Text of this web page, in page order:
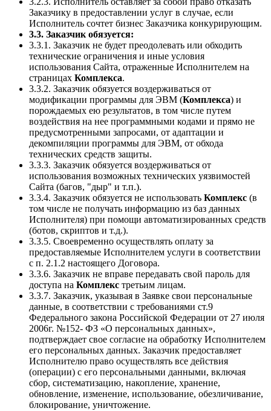
Заказчику в предоставлении услуг в случае, если
Исполнитель сочтет бизнес Заказчика конкурирующим.
3.3. Заказчик обязуется:
3.3.1. Заказчик не будет преодолевать или обходить
технические ограничения и иные условия
использования Сайта, отраженные Исполнителем на
страницах Комплекса.
3.3.2. Заказчик обязуется воздерживаться от
модификации программы для ЭВМ (Комплекса) и
порождаемых ею результатов, в том числе путем
воздействия на нее программными кодами и прямо не
предусмотренными запросами, от адаптации и
декомпиляции программы для ЭВМ, от обхода
технических средств защиты.
3.3.3. Заказчик обязуется воздерживаться от
использования возможных технических уязвимостей
Сайта (багов, "дыр" и т.п.).
3.3.4. Заказчик обязуется не использовать Комплекс (в
том числе не получать информацию из баз данных
Исполнителя) при помощи автоматизированных средств
(ботов, скриптов и т.д.).
3.3.5. Своевременно осуществлять оплату за
предоставляемые Исполнителем услуги в соответствии
с п. 2.1.2 настоящего Договора.
3.3.6. Заказчик не вправе передавать свой пароль для
доступа на Комплекс третьим лицам.
3.3.7. Заказчик, указывая в Заявке свои персональные
данные, в соответствии с требованиями ст.9
Федерального закона Российской Федерации от 27 июля
2006г. №152- ФЗ «О персональных данных»,
подтверждает свое согласие на обработку Исполнителем
его персональных данных. Заказчик предоставляет
Исполнителю право осуществлять все действия
(операции) с его персональными данными, включая
сбор, систематизацию, накопление, хранение,
обновление, изменение, использование, обезличивание,
блокирование, уничтожение.